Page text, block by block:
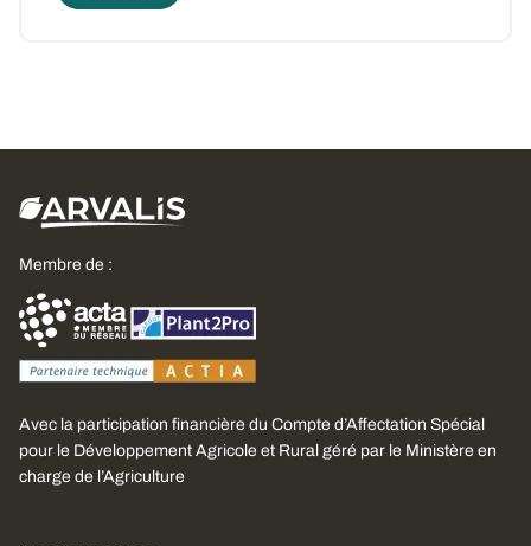
Membre de :
Avec la participation financière du Compte d’Affectation Spécial
pour le Développement Agricole et Rural géré par le Ministère en
charge de l’Agriculture